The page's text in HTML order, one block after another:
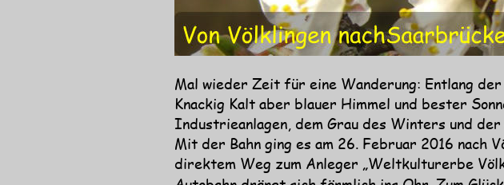
Mal wieder Zeit für eine Wanderung: Entlang der
Knackig Kalt aber blauer Himmel und bester
Industrieanlagen, dem Grau des Winters und
Mit der Bahn ging es am 26. Februar 2016 nach
direktem Weg zum Anleger „Weltkulturerbe